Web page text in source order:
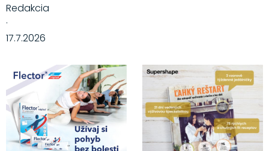
Redakcia
·
17.7.2026